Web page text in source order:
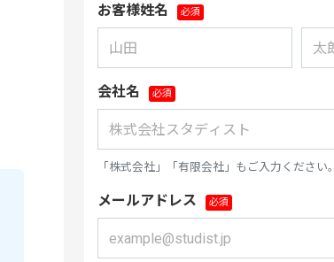
お客様姓名
会社名
「株式会社」「有限会社」もご入力ください。
メールアドレス